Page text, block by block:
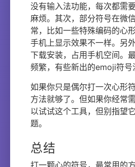
没有输入法功能，每次都需
麻烦。其次，部分符号在微
常，比如一些特殊编码的心
手机上显示效果不一样。另
下载安装，占用手机空间。
频繁，有些新出的emoji符号
如果你只是偶尔打一次心形
方法就够了。但如果你经常
以试试这个工具，但别指望
题。
总结
打一颗心的符号，最常用的